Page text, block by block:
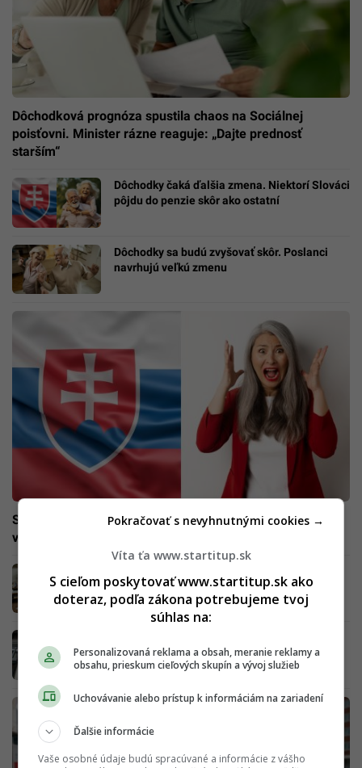
Dôchodková prognóza spustila chaos na Sociálnej
poisťovni. Minister rázne reaguje: „Dajte prednosť
starším“
Dôchodky čaká ďalšia zmena. Niektorí Slováci
pôjdu do penzie skôr ako ostatní
Dôchodky sa budú zvyšovať skôr. Poslanci
navrhujú veľkú zmenu
Slováci chcú ísť do dôchodku čo najskôr: Až 22 % z nich
však nemá žiadne úspory
chyba môže znížiť tvoj budúci dôchodok o
stovky eur, takto ho zachrániš
navrhujú zmeny, pracujúci Slováci by mohli
prísť o časť peňazí
Víta ťa www.startitup.sk
S cieľom poskytovať www.startitup.sk ako
doteraz, podľa zákona potrebujeme tvoj
súhlas na:
Personalizovaná reklama a obsah, meranie reklamy a
obsahu, prieskum cieľových skupín a vývoj služieb
Uchovávanie alebo prístup k informáciám na zariadení
Ďalšie informácie
Vaše osobné údaje budú spracúvané a informácie z vášho
Pokračovať s nevyhnutnými cookies →